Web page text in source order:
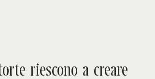
riescono a creare